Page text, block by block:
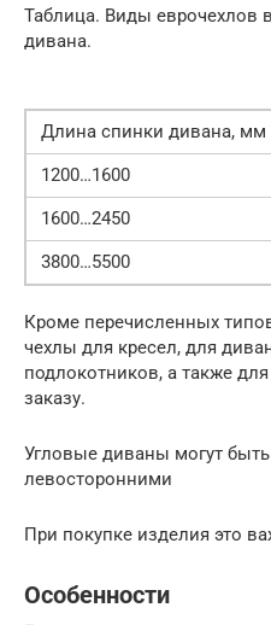
Таблица. Виды еврочехлов
дивана.
Длина спинки дивана, мм
1200…1600
1600…2450
3800…5500
Кроме перечисленных
чехлы для кресел, для
подлокотников, а также
заказу.
Угловые диваны могут
левосторонними
При покупке изделия это
Особенности